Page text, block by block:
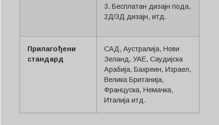
3. Бесплатан дизајн пода,
2Д/3Д дизајн, итд.
Прилагођени
стандард
САД, Аустралија, Нови
Зеланд, УАЕ, Саудијска
Арабија, Бахреин, Израел,
Велика Британија,
Француска, Немачка,
Италија итд.